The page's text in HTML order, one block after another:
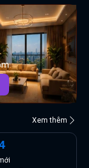
Xem thêm